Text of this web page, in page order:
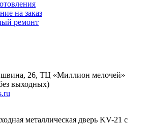
на заказ
ремонт
26, ТЦ «Миллион мелочей»
выходных)
металлическая дверь KV-21 с